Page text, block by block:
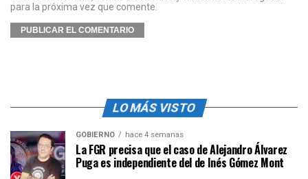
para la próxima vez que comente.
LO MÁS VISTO
GOBIERNO hace 4 semanas
La FGR precisa que el caso de Alejandro Álvarez
Puga es independiente del de Inés Gómez Mont